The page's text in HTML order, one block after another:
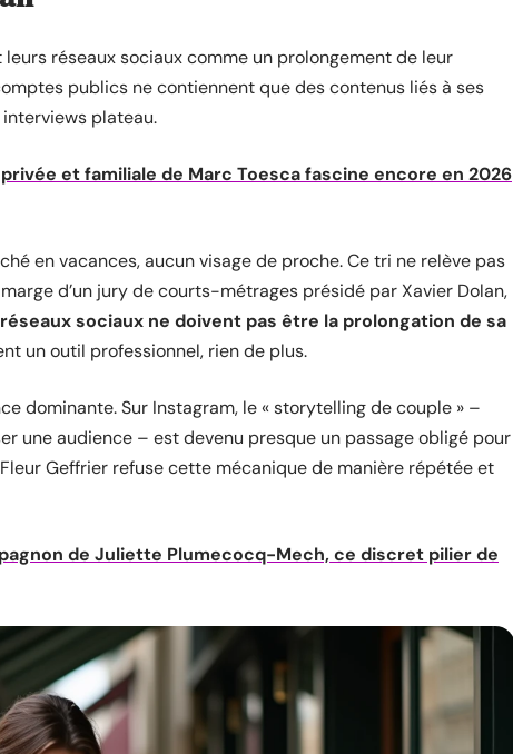
réseaux sociaux comme un prolongement de leur
publics ne contiennent que des contenus liés à ses
plateau.
et familiale de Marc Toesca fascine encore en 2026
en vacances, aucun visage de proche. Ce tri ne relève pas
d’un jury de courts-métrages présidé par Xavier Dolan,
sociaux ne doivent pas être la prolongation de sa
un outil professionnel, rien de plus.
dominante. Sur Instagram, le « storytelling de couple » –
une audience – est devenu presque un passage obligé pour
Geffrier refuse cette mécanique de manière répétée et
de Juliette Plumecocq-Mech, ce discret pilier de